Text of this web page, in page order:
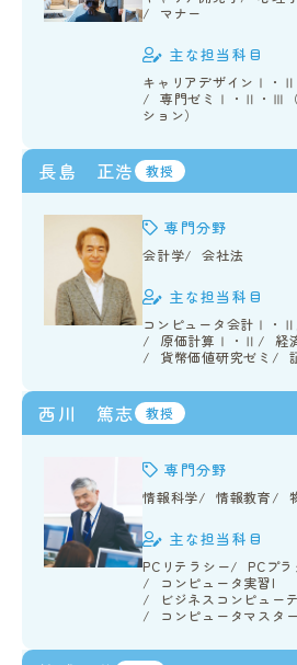
マナー
主な担当科目
キャリアデザインⅠ・
専門ゼミⅠ・Ⅱ・Ⅲ（
ション）
長島 正浩 教授
専門分野
会計学 会社法
主な担当科目
コンピュータ会計Ⅰ・Ⅱ
原価計算Ⅰ・Ⅱ
経
貨幣価値研究ゼミ
西川 篤志 教授
専門分野
情報科学 情報教育
主な担当科目
PCリテラシー
PCプ
コンピュータ実習I
ビジネスコンピュー
コンピュータマスタ